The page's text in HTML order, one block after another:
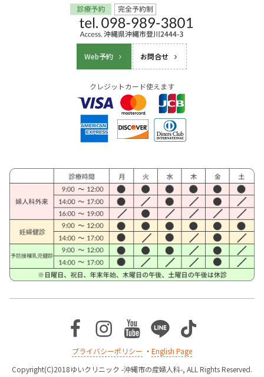
Web予約 お問合せ
クレジットカード使えます
Facebook
Instagram
Youtube
LineTikTok
プライバシーポリシー ・ English Page
Copyright(C)2018ゆいクリニック -沖縄市の産婦人科-, ALL Rights Reserved.